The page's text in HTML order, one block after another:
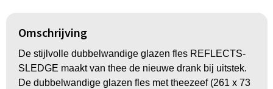
Omschrijving
De stijlvolle dubbelwandige glazen fles REFLECTS-
SLEDGE maakt van thee de nieuwe drank bij uitstek.
De dubbelwandige glazen fles met theezeef (261 x 73